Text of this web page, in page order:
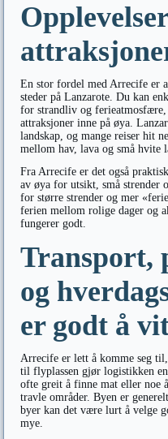
En stor fordel med Arrecife er
steder på Lanzarote. Du kan
for strandliv og ferieatmosfære,
attraksjoner inne på øya.
landskap, og mange reiser hit
mellom hav, lava og små hvite
Fra Arrecife er det også
av øya for utsikt, små strender
for større strender og mer
ferien mellom rolige dager og
fungerer godt.
Transport,
og
er godt å
Arrecife er lett å komme seg
til flyplassen gjør logistikken
ofte greit å finne mat eller noe
travle områder. Byen er
byer kan det være lurt å velge
mye.